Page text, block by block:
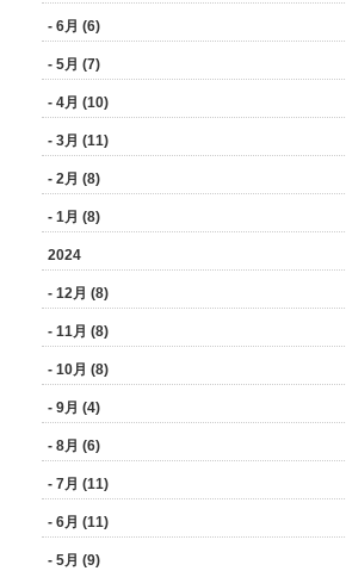
- 6月 (6)
- 5月 (7)
- 4月 (10)
- 3月 (11)
- 2月 (8)
- 1月 (8)
2024
- 12月 (8)
- 11月 (8)
- 10月 (8)
- 9月 (4)
- 8月 (6)
- 7月 (11)
- 6月 (11)
- 5月 (9)